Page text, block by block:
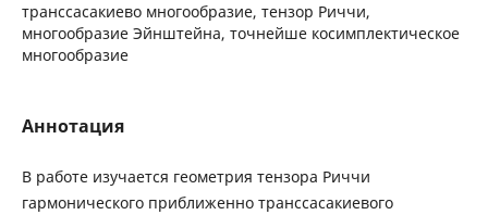
транссасакиево многообразие, тензор Риччи,
многообразие Эйнштейна, точнейше косимплектическое
многообразие
Аннотация
В работе изучается геометрия тензора Риччи
гармонического приближенно транссасакиевого